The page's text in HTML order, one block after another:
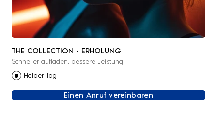
THE COLLECTION - ERHOLUNG
Schneller aufladen, bessere Leistung
Halber Tag
Einen Anruf vereinbaren